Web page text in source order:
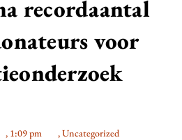
recordaantal
voor
, 1:09 pm ,Uncategorized